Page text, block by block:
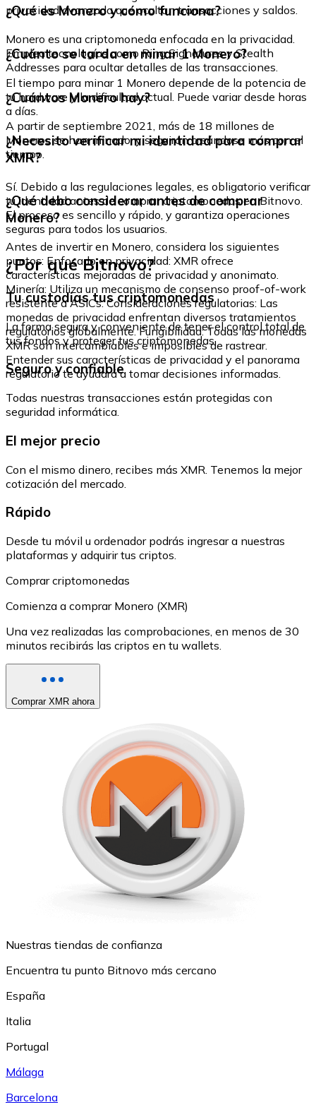
privacidad avanzada que ocultan transacciones y saldos.
¿Qué es Monero y cómo funciona?
Monero es una criptomoneda enfocada en la privacidad.
Emplea tecnologías como Ring Signatures y Stealth
Addresses para ocultar detalles de las transacciones.
¿Cuánto se tarda en minar 1 Monero?
El tiempo para minar 1 Monero depende de la potencia de
tu hardware y la dificultad actual. Puede variar desde horas
a días.
¿Cuántos Monero hay?
A partir de septiembre 2021, más de 18 millones de
Moneros se han minado, y seguirán creándose más con el
tiempo.
¿Necesito verificar mi identidad para comprar
XMR?
Sí. Debido a las regulaciones legales, es obligatorio verificar
tu identidad antes de comprar criptomonedas en Bitnovo.
El proceso es sencillo y rápido, y garantiza operaciones
seguras para todos los usuarios.
¿Qué debo considerar antes de comprar
Monero?
Antes de invertir en Monero, considera los siguientes
puntos: Enfocado en privacidad: XMR ofrece
características mejoradas de privacidad y anonimato.
Minería: Utiliza un mecanismo de consenso proof-of-work
resistente a ASICs. Consideraciones regulatorias: Las
monedas de privacidad enfrentan diversos tratamientos
regulatorios globalmente. Fungibilidad: Todas las monedas
XMR son intercambiables e imposibles de rastrear.
Entender sus características de privacidad y el panorama
regulatorio te ayudará a tomar decisiones informadas.
¿Por qué Bitnovo?
Tu custodias tus criptomonedas
La forma segura y conveniente de tener el control total de
tus fondos y proteger tus criptomonedas.
Seguro y confiable
Todas nuestras transacciones están protegidas con
seguridad informática.
El mejor precio
Con el mismo dinero, recibes más XMR. Tenemos la mejor
cotización del mercado.
Rápido
Desde tu móvil u ordenador podrás ingresar a nuestras
plataformas y adquirir tus criptos.
Comprar criptomonedas
Comienza a comprar Monero (XMR)
Una vez realizadas las comprobaciones, en menos de 30
minutos recibirás las criptos en tu wallets.
Comprar XMR ahora
Nuestras tiendas de confianza
Encuentra tu punto Bitnovo más cercano
España
Italia
Portugal
Málaga
Barcelona